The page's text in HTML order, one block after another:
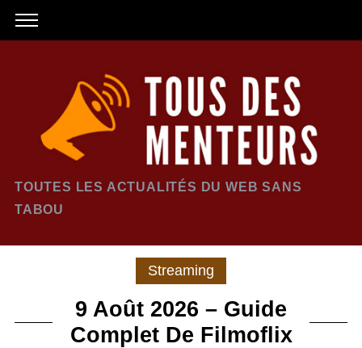
TOUTES LES ACTUALITÉS DU WEB SANS
TABOU
Streaming
9 Août 2026 – Guide
Complet De Filmoflix